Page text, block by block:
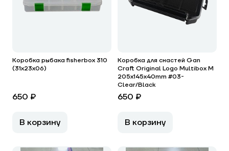
Коробка рыбака fisherbox 310
(31х23х06)
650 ₽
В корзину
Коробка для снастей Gan
Craft Original Logo Multibox M
205x145x40mm #03-
Clear/Black
650 ₽
В корзину